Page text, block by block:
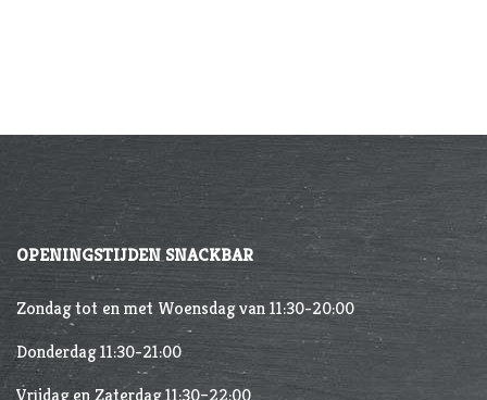
OPENINGSTIJDEN SNACKBAR
Zondag tot en met Woensdag van 11:30-20:00
Donderdag 11:30-21:00
Vrijdag en Zaterdag 11:30–22:00